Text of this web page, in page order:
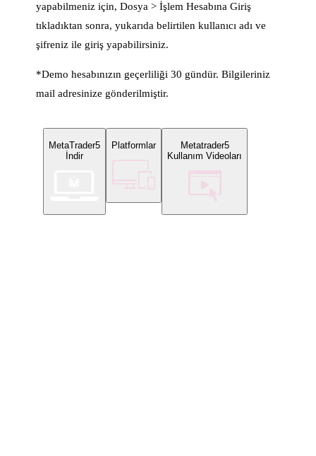
yapabilmeniz için, Dosya > İşlem Hesabına Giriş
tıkladıktan sonra, yukarıda belirtilen kullanıcı adı ve
şifreniz ile giriş yapabilirsiniz.
*Demo hesabınızın geçerliliği 30 gündür. Bilgileriniz
mail adresinize gönderilmiştir.
MetaTrader5
İndir
Platformlar
Metatrader5
Kullanım Videoları